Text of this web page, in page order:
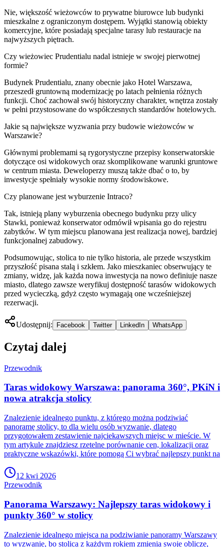
Nie, większość wieżowców to prywatne biurowce lub budynki
mieszkalne z ograniczonym dostępem. Wyjątki stanowią obiekty
komercyjne, które posiadają specjalne tarasy lub restauracje na
najwyższych piętrach.
Czy wieżowiec Prudentialu nadal istnieje w swojej pierwotnej
formie?
Budynek Prudentialu, znany obecnie jako Hotel Warszawa,
przeszedł gruntowną modernizację po latach pełnienia różnych
funkcji. Choć zachował swój historyczny charakter, wnętrza zostały
w pełni przystosowane do współczesnych standardów hotelowych.
Jakie są największe wyzwania przy budowie wieżowców w
Warszawie?
Głównymi problemami są rygorystyczne przepisy konserwatorskie
dotyczące osi widokowych oraz skomplikowane warunki gruntowe
w centrum miasta. Deweloperzy muszą także dbać o to, by
inwestycje spełniały wysokie normy środowiskowe.
Czy planowane jest wyburzenie Intraco?
Tak, istnieją plany wyburzenia obecnego budynku przy ulicy
Stawki, ponieważ konserwator odmówił wpisania go do rejestru
zabytków. W tym miejscu planowana jest realizacja nowej, bardziej
funkcjonalnej zabudowy.
Podsumowując, stolica to nie tylko historia, ale przede wszystkim
przyszłość pisana stalą i szkłem. Jako mieszkaniec obserwujący te
zmiany, widzę, jak każda nowa inwestycja na nowo definiuje nasze
miasto, dlatego zawsze weryfikuj dostępność tarasów widokowych
przed wycieczką, gdyż często wymagają one wcześniejszej
rezerwacji.
Udostępnij: Facebook Twitter LinkedIn WhatsApp
Czytaj dalej
Przewodnik
Taras widokowy Warszawa: panorama 360°, PKiN i
nowa atrakcja stolicy
Znalezienie idealnego punktu, z którego można podziwiać
panoramę stolicy, to dla wielu osób wyzwanie, dlatego
przygotowałem zestawienie najciekawszych miejsc w mieście. W
tym artykule znajdziesz rzetelne porównanie cen, lokalizacji oraz
praktyczne wskazówki, które pomogą Ci wybrać najlepszy punkt na
12 kwi 2026
Przewodnik
Panorama Warszawy: Najlepszy taras widokowy i
punkty 360° w stolicy
Znalezienie idealnego miejsca na podziwianie panoramy Warszawy
to wyzwanie, bo stolica z każdym rokiem zmienia swoje oblicze,